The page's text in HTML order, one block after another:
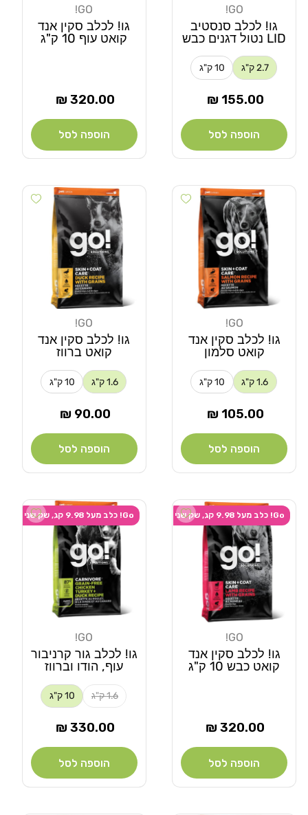
GO!
גו! לכלב סנסטיב
LID נטול דגנים כבש
2.7 ק"ג 10 ק"ג
מחיר
155.00 ₪
הוספה לסל
GO!
גו! לכלב סקין אנד
קואט עוף 10 ק"ג
מחיר
320.00 ₪
הוספה לסל
Add wishlist
GO!
גו! לכלב סקין אנד
קואט סלמון
1.6 ק"ג 10 ק"ג
מחיר
105.00 ₪
הוספה לסל
wishlist
GO!
גו! לכלב סקין אנד
קואט ברווז
1.6 ק"ג 10 ק"ג
מחיר
90.00 ₪
הוספה לסל
Add wishlist
Go! כלב מעל 9.98 קג, שק שני ב-20% הנחה
GO!
גו! לכלב סקין אנד
קואט כבש 10 ק"ג
מחיר
320.00 ₪
הוספה לסל
wishlist
Go! כלב מעל 9.98 קג, שק שני ב-20% הנחה
GO!
גו! לכלב גור קרניבור
עוף, הודו וברווז
1.6 ק"ג 10 ק"ג
מחיר
330.00 ₪
הוספה לסל